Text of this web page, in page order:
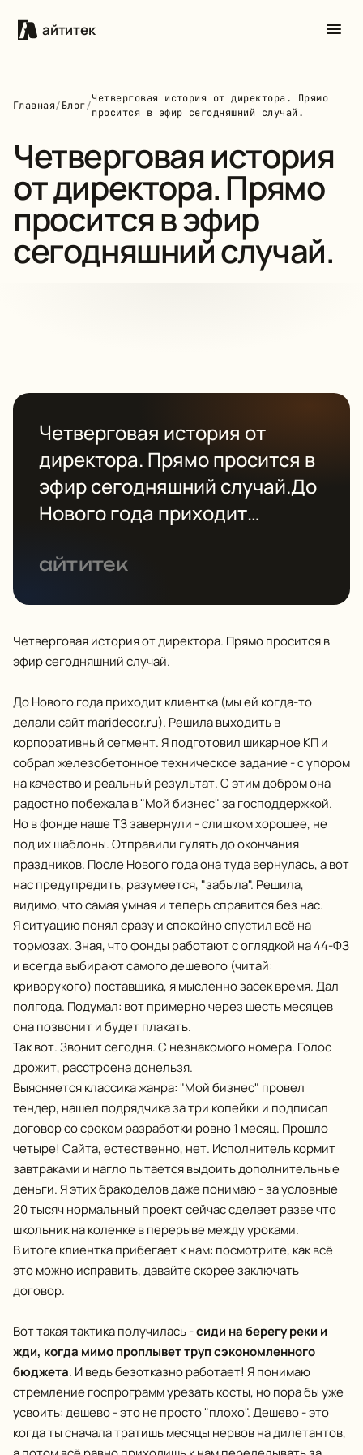
айтитек
Главная/Блог/
Четверговая история от директора. Прямо
просится в эфир сегодняшний случай.
Четверговая история
от директора. Прямо
просится в эфир
сегодняшний случай.
Четверговая история от
директора. Прямо просится в
эфир сегодняшний случай.До
Нового года приходит
делали сайт maridecor.ru).
айтитек
Четверговая история от директора. Прямо просится в
эфир сегодняшний случай.
До Нового года приходит клиентка (мы ей когда-то
делали сайтmaridecor.ru). Решила выходить в
корпоративный сегмент. Я подготовил шикарное КП и
собрал железобетонное техническое задание - с упором
на качество и реальный результат. С этим добром она
радостно побежала в "Мой бизнес" за господдержкой.
Но в фонде наше ТЗ завернули - слишком хорошее, не
под их шаблоны. Отправили гулять до окончания
праздников. После Нового года она туда вернулась, а вот
нас предупредить, разумеется, "забыла". Решила,
видимо, что самая умная и теперь справится без нас.
Я ситуацию понял сразу и спокойно спустил всё на
тормозах. Зная, что фонды работают с оглядкой на 44-ФЗ
и всегда выбирают самого дешевого (читай:
криворукого) поставщика, я мысленно засек время. Дал
полгода. Подумал: вот примерно через шесть месяцев
она позвонит и будет плакать.
Так вот. Звонит сегодня. С незнакомого номера. Голос
дрожит, расстроена донельзя.
Выясняется классика жанра: "Мой бизнес" провел
тендер, нашел подрядчика за три копейки и подписал
договор со сроком разработки ровно 1 месяц. Прошло
четыре! Сайта, естественно, нет. Исполнитель кормит
завтраками и нагло пытается выдоить дополнительные
деньги. Я этих бракоделов даже понимаю - за условные
20 тысяч нормальный проект сейчас сделает разве что
школьник на коленке в перерыве между уроками.
В итоге клиентка прибегает к нам: посмотрите, как всё
это можно исправить, давайте скорее заключать
договор.
Вот такая тактика получилась -сиди на берегу реки и
жди, когда мимо проплывет труп сэкономленного
бюджета. И ведь безотказно работает! Я понимаю
стремление госпрограмм урезать косты, но пора бы уже
усвоить: дешево - это не просто "плохо". Дешево - это
когда ты сначала тратишь месяцы нервов на дилетантов,